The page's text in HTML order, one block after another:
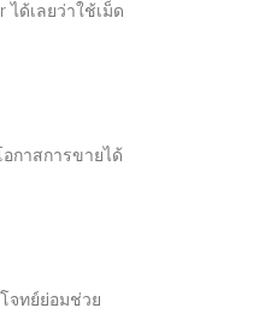
ด้เลยว่าใช้เม็ด
กาสการขายได้
จทย์ย่อมช่วย